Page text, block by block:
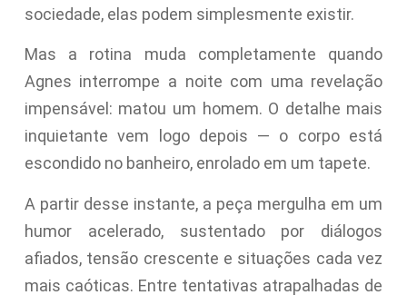
sociedade, elas podem simplesmente existir.
Mas a rotina muda completamente quando
Agnes interrompe a noite com uma revelação
impensável: matou um homem. O detalhe mais
inquietante vem logo depois — o corpo está
escondido no banheiro, enrolado em um tapete.
A partir desse instante, a peça mergulha em um
humor acelerado, sustentado por diálogos
afiados, tensão crescente e situações cada vez
mais caóticas. Entre tentativas atrapalhadas de